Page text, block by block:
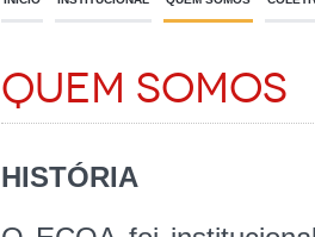
Quem Somos
HISTÓRIA